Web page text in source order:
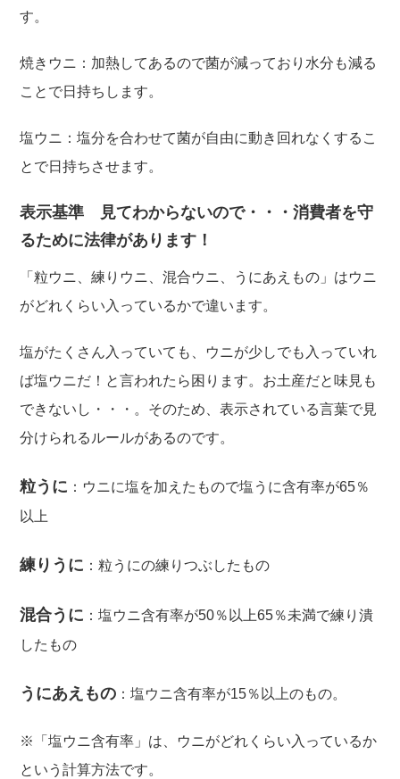
す。
焼きウニ：加熱してあるので菌が減っており水分も減る
ことで日持ちします。
塩ウニ：塩分を合わせて菌が自由に動き回れなくするこ
とで日持ちさせます。
表示基準 見てわからないので・・・消費者を守
るために法律があります！
「粒ウニ、練りウニ、混合ウニ、うにあえもの」はウニ
がどれくらい入っているかで違います。
塩がたくさん入っていても、ウニが少しでも入っていれ
ば塩ウニだ！と言われたら困ります。お土産だと味見も
できないし・・・。そのため、表示されている言葉で見
分けられるルールがあるのです。
粒うに ：ウニに塩を加えたもので塩うに含有率が65％
以上
練りうに ：粒うにの練りつぶしたもの
混合うに ：塩ウニ含有率が50％以上65％未満で練り潰
したもの
うにあえもの ：塩ウニ含有率が15％以上のもの。
※「塩ウニ含有率」は、ウニがどれくらい入っているか
という計算方法です。